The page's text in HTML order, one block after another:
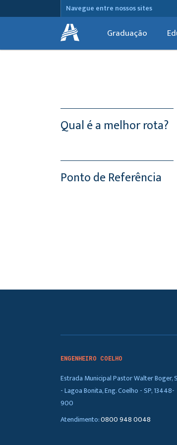
Navegue entre nossos sites
Graduação
Qual é a melhor rota?
Ponto de Referência
ENGENHEIRO COELHO
Estrada Municipal Pastor Walter Boger,
- Lagoa Bonita, Eng. Coelho - SP, 13448-
900
Atendimento:0800 948 0048